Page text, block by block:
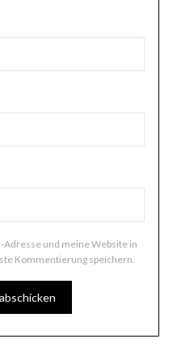
und meine Website in
Kommentierung speichern.